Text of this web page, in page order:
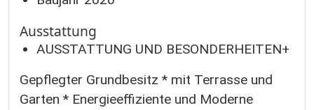
Ausstattung
AUSSTATTUNG UND BESONDERHEITEN+
Gepflegter Grundbesitz * mit Terrasse und
Garten * Energieeffiziente und Moderne